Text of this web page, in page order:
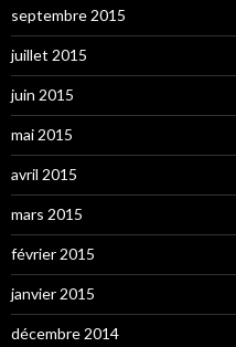
septembre 2015
juillet 2015
juin 2015
mai 2015
avril 2015
mars 2015
février 2015
janvier 2015
décembre 2014